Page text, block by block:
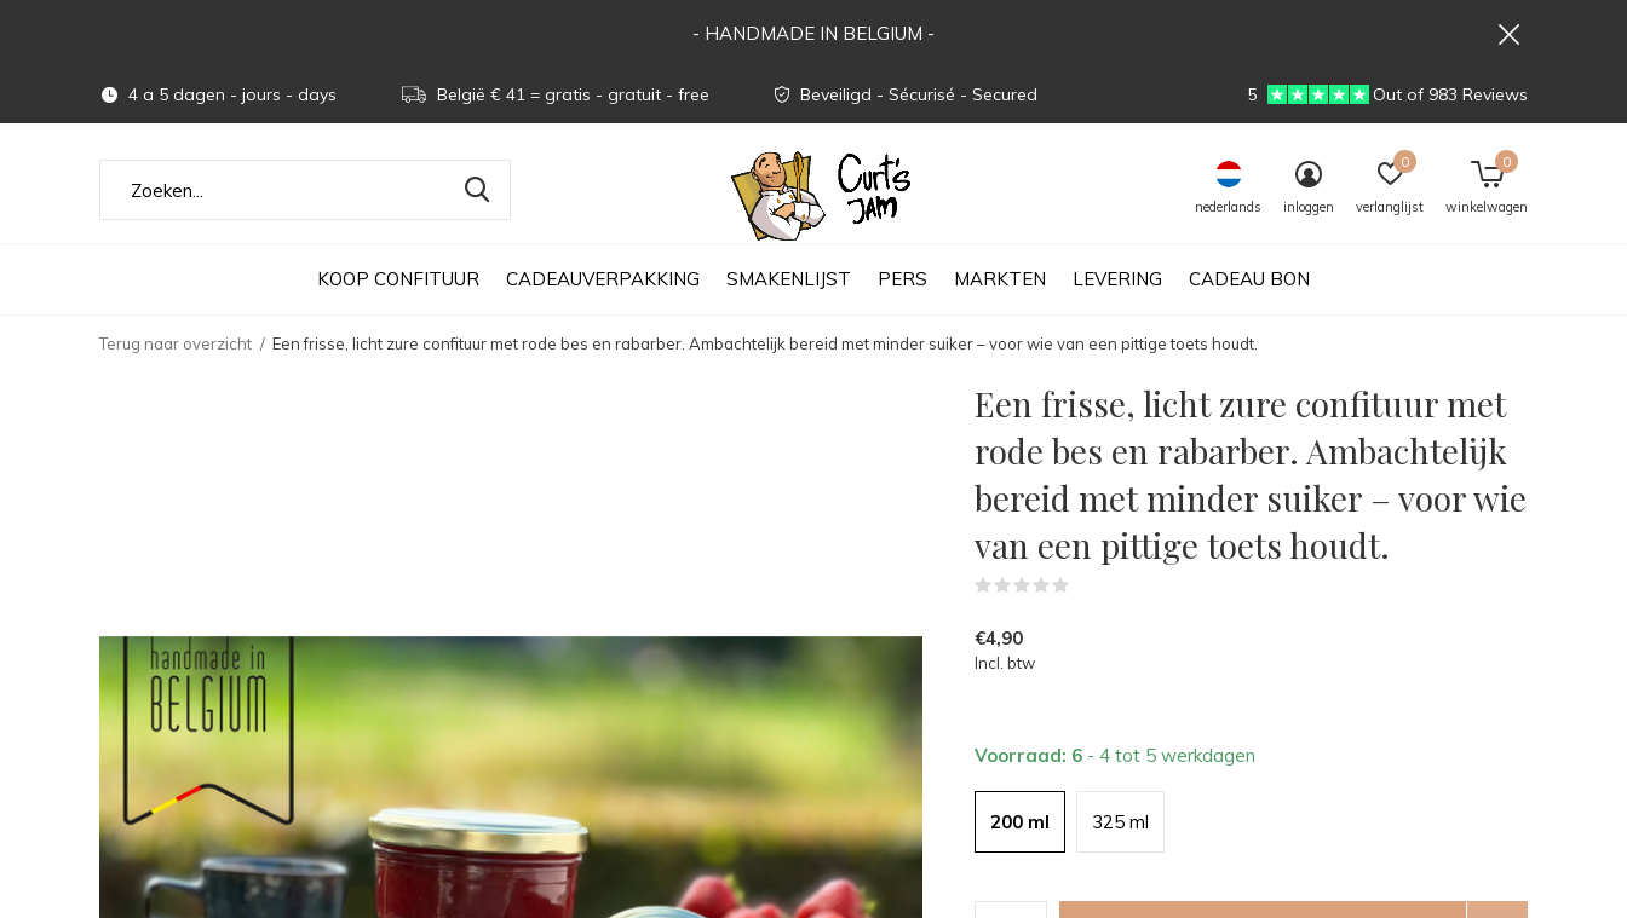
KOOP CONFITUUR CADEAUVERPAKKING SMAKENLIJST PERS MARKTEN LEVERING CADEAU BON
nederlands inloggen verlanglijst
0
winkelwagen
0
4 a 5 dagen - jours - days België € 41 = gratis - gratuit - free Beveiligd - Sécurisé - Secured 5 Out of 983 Reviews
- HANDMADE IN BELGIUM -
Terug naar overzicht Een frisse, licht zure confituur met rode bes en rabarber. Ambachtelijk bereid met minder suiker – voor wie van een pittige toets houdt.
Een frisse, licht zure confituur met
rode bes en rabarber. Ambachtelijk
bereid met minder suiker – voor wie
van een pittige toets houdt.
€4,90
Incl. btw
Voorraad: 6 - 4 tot 5 werkdagen
200 ml 325 ml